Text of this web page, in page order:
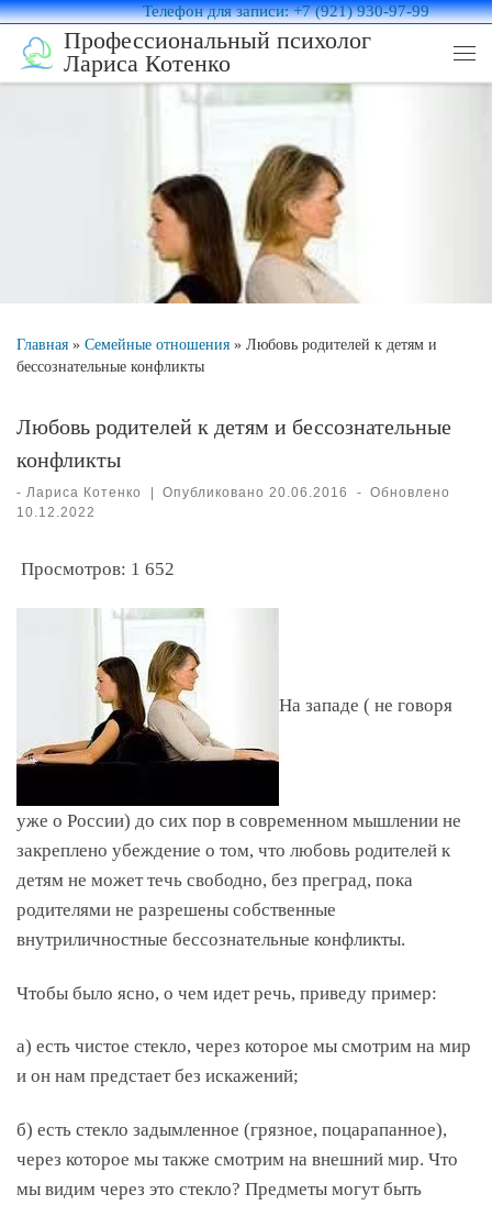
Перейти к содержимому
Телефон для записи: +7 (921) 930-97-99
Профессиональный психолог
Лариса Котенко
Главная » Семейные отношения » Любовь родителей к детям и
бессознательные конфликты
Любовь родителей к детям и бессознательные
конфликты
- Лариса Котенко Опубликовано20.06.2016 - Обновлено
10.12.2022
Просмотров: 1 652
На западе ( не говоря
уже о России) до сих пор в современном мышлении не
закреплено убеждение о том, что любовь родителей к
детям не может течь свободно, без преград, пока
родителями не разрешены собственные
внутриличностные бессознательные конфликты.
Чтобы было ясно, о чем идет речь, приведу пример:
а) есть чистое стекло, через которое мы смотрим на мир
и он нам предстает без искажений;
б) есть стекло задымленное (грязное, поцарапанное),
через которое мы также смотрим на внешний мир. Что
мы видим через это стекло? Предметы могут быть